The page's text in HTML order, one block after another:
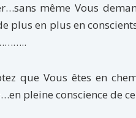
même Vous
plus en plus en
que Vous êtes en
pleine conscience de